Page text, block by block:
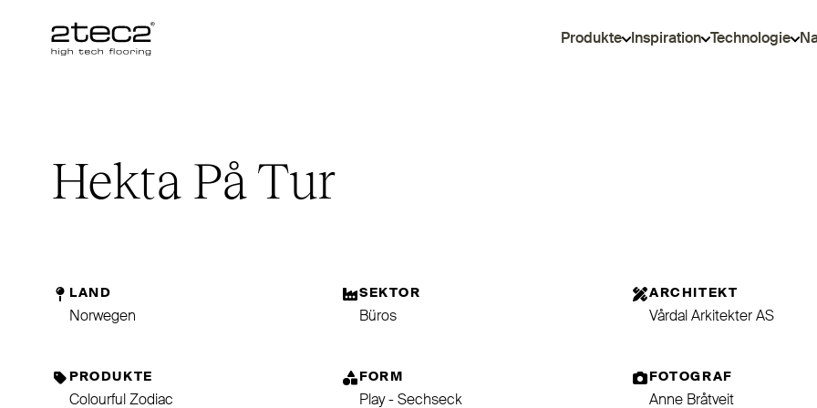
Primary Produkte Inspiration Technologie
Hekta På Tur
LAND
Norwegen
SEKTOR
Büros
ARCHITEKT
Vårdal Arkitekter AS
PRODUKTE
Colourful Zodiac
FORM
Play - Sechseck
FOTOGRAF
Anne Bråtveit